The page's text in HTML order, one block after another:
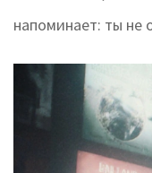
напоминает: ты не